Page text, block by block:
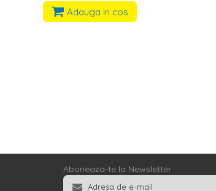
Adauga in cos
Aboneaza-te la Newsletter